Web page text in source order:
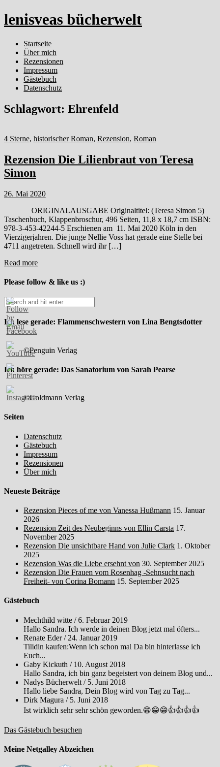
lenisveas bücherwelt
Startseite
Über mich
Rezensionen
Impressum
Gästebuch
Datenschutz
Schlagwort: Ehrenfeld
4 Sterne, historischer Roman, Rezension, Roman
Rezension Die Lilienbraut von Teresa
Simon
26. Mai 2020
ORIGINALAUSGABE Originaltitel: (Teresa Simon 5)
Taschenbuch, Klappenbroschur, 496 Seiten, 11,8 x 18,7 cm ISBN:
978-3-453-42244-5 Erschienen am 11. Mai 2020 Köln in den
Vierzigerjahren. Die junge Nellie Voss hat gerade eine Stelle bei
4711 angetreten. Schnell wird ihr […]
Read more
Please follow & like us :)
Ich lese gerade: Flammenschwestern von Lina Bengtsdotter
©Penguin Verlag
Ich höre gerade: Das Sanatorium von Sarah Pearse
©Goldmann Verlag
Seiten
Datenschutz
Gästebuch
Impressum
Rezensionen
Über mich
Neueste Beiträge
Rezension Pieces of me von Vanessa Hußmann 15. Januar
2026
Rezension Zeit des Neubeginns von Ellin Carsta 17.
November 2025
Rezension Die unsichtbare Hand von Julie Clark 1. Oktober
2025
Rezension Was die Liebe ersehnt von 30. September 2025
Rezension Die Frauen vom Rosenhag -Sehnsucht nach
Freiheit- von Corina Bomann 15. September 2025
Gästebuch
Mechthild witte /6. Februar 2019
Hallo Sandra. Ich werde in deinen Blog jetzt mal öfters...
Renate Eder/ 24. Januar 2019
Tilidin kaufen:Wenn ich schon mal Da bin hinterlasse ich
Euch...
Gaby Kickuth / 10. August 2018
Hallo Sandra, ich bin ganz begeistert von deinem Blog und...
Nadys Bücherwelt / 5. Juni 2018
Hallo liebe Sandra, Dein Blog wird von Tag zu Tag...
Dirk Magura / 5. Juni 2018
Ist wirklich sehr sehr schön geworden.😁😁😁👍👍👍👍
Das Gästebuch besuchen
Meine Netgalley Abzeichen